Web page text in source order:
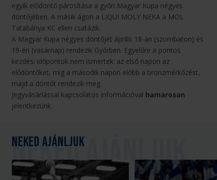
egyik elődöntő párosítása a győri Magyar Kupa négyes
döntőjében. A másik ágon a LIQUI MOLY NEKA a MOL
Tatabánya KC ellen csatázik.
A Magyar Kupa négyes döntőjét április 18-án (szombaton) és
19-én (vasárnap) rendezik Győrben. Egyelőre a pontos
kezdési időpontok nem ismertek: az első napon az
elődöntőket, míg a második napon előbb a bronzmérkőzést,
majd a döntőt rendezik meg.
Jegyvásárlással kapcsolatos információval hamarosan
jelentkezünk.
Neked ajánljuk